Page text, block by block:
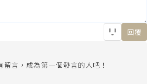
回覆
留言，成為第一個發言的人吧！